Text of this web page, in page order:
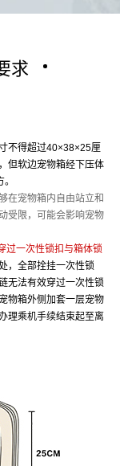
求
不得超过40×38×25厘
但软边宠物箱经下压体
在宠物箱内自由站立和
受限，可能会影响宠物
过一次性锁扣与箱体锁
，全部拴挂一次性锁
无法有效穿过一次性锁
物箱外侧加套一层宠物
理乘机手续结束起至离